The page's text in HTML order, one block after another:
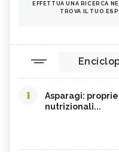
EFFETTUA UNA RICERCA
TROVA IL TUO
1
Asparagi:
nutrizionali...